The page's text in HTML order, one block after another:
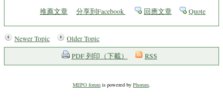
推薦文章 分享到Facebook 回應文章 Quote
Newer Topic
Older Topic
PDF 列印（下載）
RSS
MEPO forum is powered by Phorum.